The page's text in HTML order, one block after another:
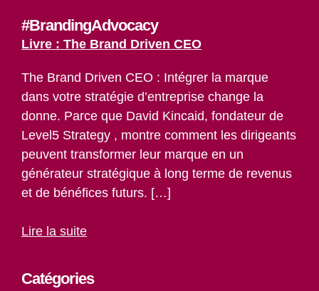
#BrandingAdvocacy
Livre : The Brand Driven CEO
The Brand Driven CEO : Intégrer la marque
dans votre stratégie d’entreprise change la
donne. Parce que David Kincaid, fondateur de
Level5 Strategy , montre comment les dirigeants
peuvent transformer leur marque en un
générateur stratégique à long terme de revenus
et de bénéfices futurs. […]
Lire la suite
Catégories